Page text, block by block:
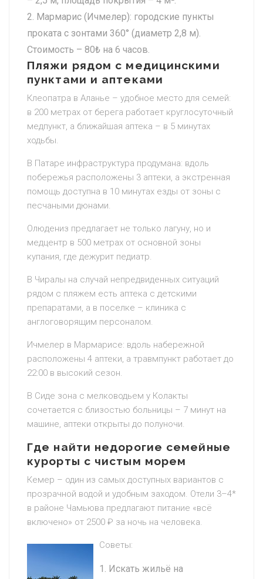
Мармарис (Ичмелер): городские пункты
проката с зонтами 360° (диаметр 2,8 м).
Стоимость – 80₺ на 6 часов.
Пляжи рядом с медицинскими
пунктами и аптеками
Клеопатра в Аланье – удобное место для семей:
в 200 метрах от берега работает круглосуточный
медпункт, а ближайшая аптека – в 5 минутах
ходьбы.
В Патаре инфраструктура продумана: вдоль
побережья расположены 3 аптеки, а экстренная
помощь доступна в 10 минутах езды от зоны с
песчаными дюнами.
Олюдениз предлагает не только лагуну, но и
медцентр в 500 метрах от основной зоны
купания, где дежурит педиатр.
В Чиралы на случай непредвиденных ситуаций
рядом с пляжем есть аптека с детскими
препаратами, а в поселке – клиника с
англоговорящим персоналом.
Ичмелер в Мармарисе: вдоль набережной
расположены 4 аптеки, а травмпункт работает до
22:00 в высокий сезон.
В Сиде зона с мелководьем у Колакты
сочетается с близостью больницы – 7 минут на
машине, аптеки открыты до полуночи.
Где найти недорогие семейные
курорты с чистым морем
Кемер – один из самых доступных вариантов с
прозрачной водой и удобным заходом. Отели 3–4*
в районе Чамьюва предлагают питание «всё
включено» от 2500 ₽ за ночь на человека.
Советы:
Искать жильё на